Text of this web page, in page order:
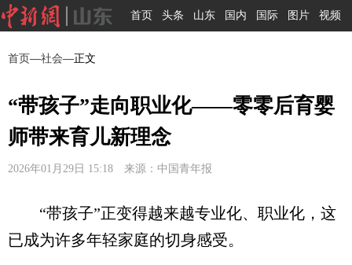
首页 头条 山东 国内 国际 图片 视频
首页—社会—正文
“带孩子”走向职业化——零零后育婴
师带来育儿新理念
2026年01月29日 15:18 来源：中国青年报
“带孩子”正变得越来越专业化、职业化，这
已成为许多年轻家庭的切身感受。